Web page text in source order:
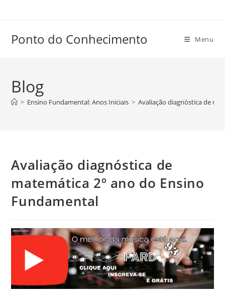
conteúdo
Ponto do Conhecimento Menu
Blog
> Ensino Fundamental: Anos Iniciais > Avaliação diagnóstica de
Avaliação diagnóstica de
matemática 2º ano do Ensino
Fundamental